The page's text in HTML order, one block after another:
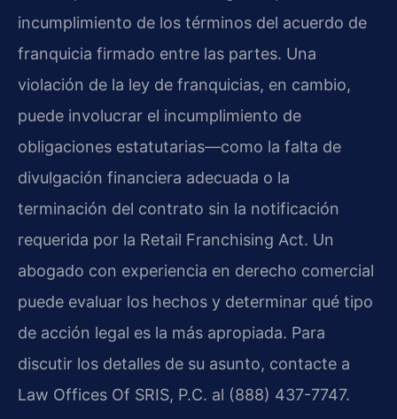
incumplimiento de los términos del acuerdo de
franquicia firmado entre las partes. Una
violación de la ley de franquicias, en cambio,
puede involucrar el incumplimiento de
obligaciones estatutarias—como la falta de
divulgación financiera adecuada o la
terminación del contrato sin la notificación
requerida por la Retail Franchising Act. Un
abogado con experiencia en derecho comercial
puede evaluar los hechos y determinar qué tipo
de acción legal es la más apropiada. Para
discutir los detalles de su asunto, contacte a
Law Offices Of SRIS, P.C. al (888) 437-7747.